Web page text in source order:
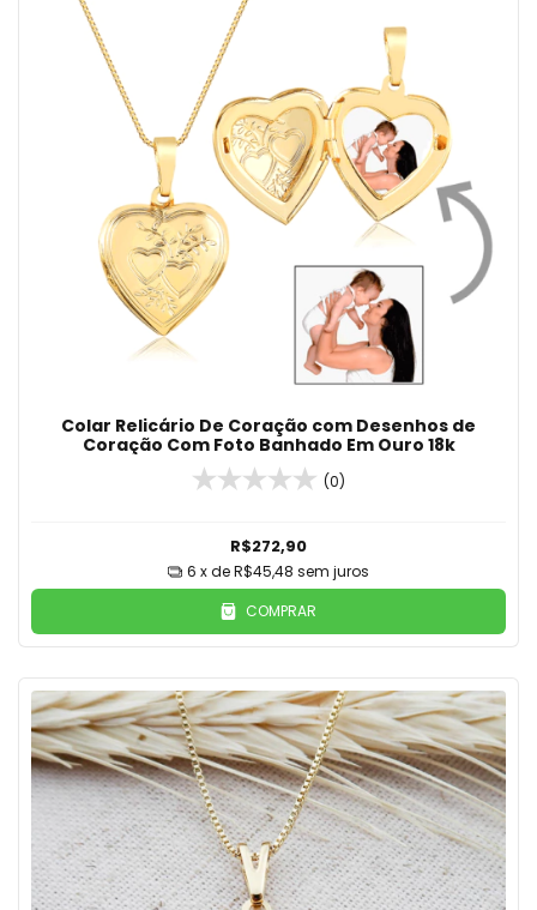
Colar Relicário De Coração com Desenhos de
Coração Com Foto Banhado Em Ouro 18k
(0)
R$272,90
6 x deR$45,48 sem juros
COMPRAR